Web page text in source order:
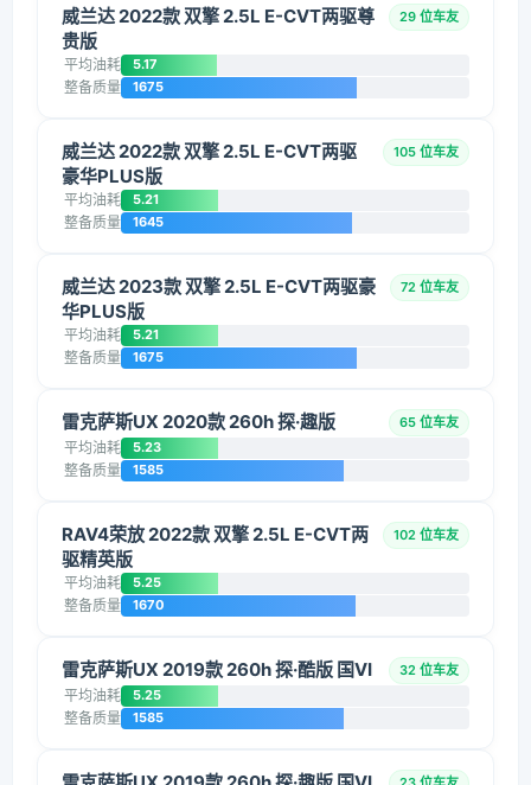
威兰达 2022款 双擎 2.5L E-CVT两驱尊
贵版
29 位车友
平均油耗 5.17
整备质量 1675
威兰达 2022款 双擎 2.5L E-CVT两驱
豪华PLUS版
105 位车友
平均油耗 5.21
整备质量 1645
威兰达 2023款 双擎 2.5L E-CVT两驱豪
华PLUS版
72 位车友
平均油耗 5.21
整备质量 1675
雷克萨斯UX 2020款 260h 探·趣版 65 位车友
平均油耗 5.23
整备质量 1585
RAV4荣放 2022款 双擎 2.5L E-CVT两
驱精英版
102 位车友
平均油耗 5.25
整备质量 1670
雷克萨斯UX 2019款 260h 探·酷版 国VI 32 位车友
平均油耗 5.25
整备质量 1585